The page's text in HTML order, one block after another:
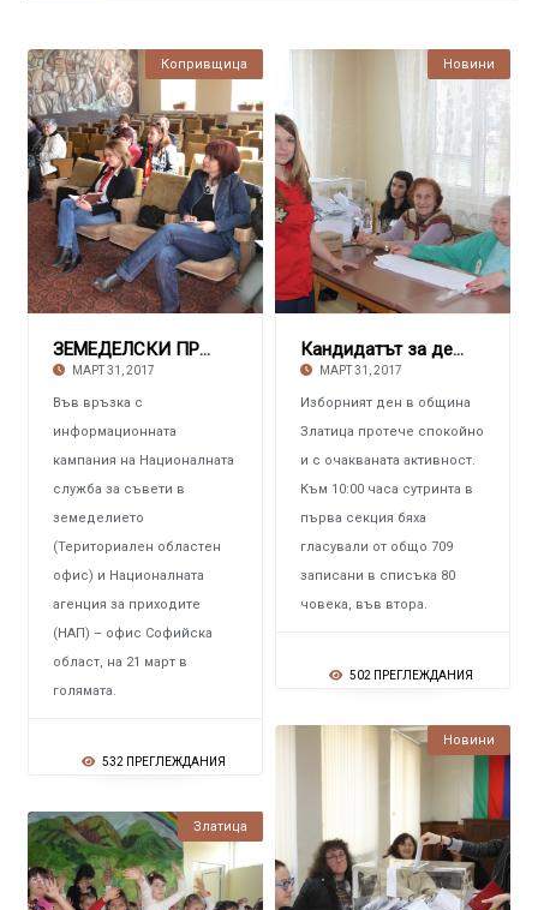
Копривщица
ЗЕМЕДЕЛСКИ ПРОИЗВОДИТЕЛИ Участваха в семинар
МАРТ 31, 2017
Във връзка с
информационната
кампания на Националната
служба за съвети в
земеделието
(Териториален областен
офис) и Националната
агенция за приходите
(НАП) – офис Софийска
област, на 21 март в
голямата.
532 ПРЕГЛЕЖДАНИЯ
Новини
Кандидатът за депутат Стоянка Балова гласува
МАРТ 31, 2017
Изборният ден в община
Златица протече спокойно
и с очакваната активност.
Към 10:00 часа сутринта в
първа секция бяха
гласували от общо 709
записани в списъка 80
човека, във втора.
502 ПРЕГЛЕЖДАНИЯ
Новини
Златица